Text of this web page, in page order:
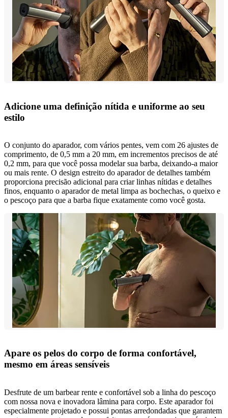
Adicione uma definição nítida e uniforme ao seu
estilo
O conjunto do aparador, com vários pentes, vem com 26 ajustes de
comprimento, de 0,5 mm a 20 mm, em incrementos precisos de até
0,2 mm, para que você possa modelar sua barba, deixando-a maior
ou mais rente. O design estreito do aparador de detalhes também
proporciona precisão adicional para criar linhas nítidas e detalhes
finos, enquanto o aparador de metal limpa as bochechas, o queixo e
o pescoço para que a barba fique exatamente como você gosta.
Apare os pelos do corpo de forma confortável,
mesmo em áreas sensíveis
Desfrute de um barbear rente e confortável sob a linha do pescoço
com nossa nova e inovadora lâmina para corpo. Este aparador foi
especialmente projetado e possui pontas arredondadas que garantem